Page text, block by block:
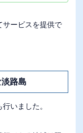
サービスを提供で
路島
いました。